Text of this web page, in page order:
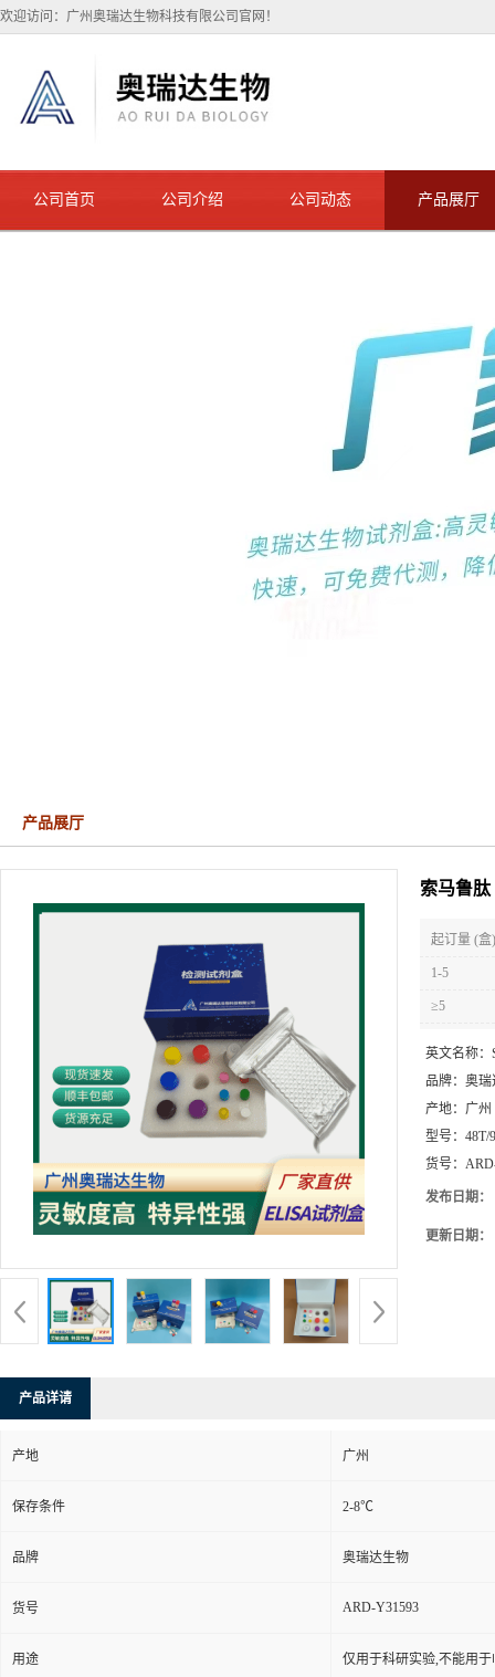
欢迎访问：广州奥瑞达生物科技有限公司官网！
公司首页 公司介绍 公司动态 产品展厅
产品展厅
索马鲁
起订量 (盒)
1-5
≥5
英文名称：
品牌： 奥瑞
产地： 广州
型号： 48T/
货号：
发布日期：
更新日期：
产品详请
产地 广州
保存条件 2-8℃
品牌 奥瑞达生物
货号 ARD-Y31593
用途 仅用于科研实验,不能用于